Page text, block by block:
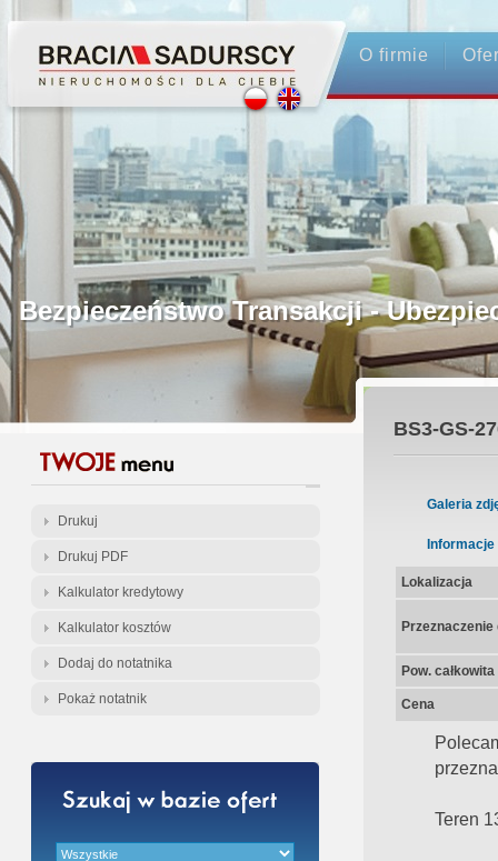
O firmie
Profesjonalne Pośrednictwo
Bezpieczeństwo Transakcji -
Licencjonowani Pośrednicy
Gratis - Przedwstępna Umowa
Drukuj
Drukuj PDF
Kalkulator kredytowy
Kalkulator kosztów
Dodaj do notatnika
Pokaż notatnik
BS3-GS-
Galeria
Informacje
Lokalizacja
Przeznaczenie
Pow.
Cena
Teren